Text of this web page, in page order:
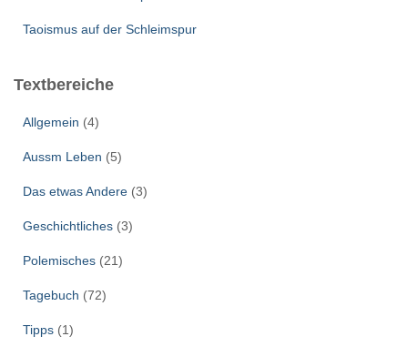
Taoismus auf der Schleimspur
Textbereiche
Allgemein (4)
Aussm Leben (5)
Das etwas Andere (3)
Geschichtliches (3)
Polemisches (21)
Tagebuch (72)
Tipps (1)